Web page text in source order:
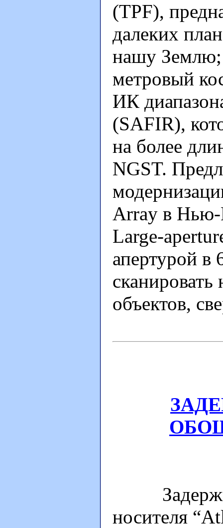
(TPF),
далеких
нашу Землю;
метровый
ИК
(SAFIR),
на более
NGST.
Array в Нью-
Large-
апертурой в
объектов,
Задержки
носителя